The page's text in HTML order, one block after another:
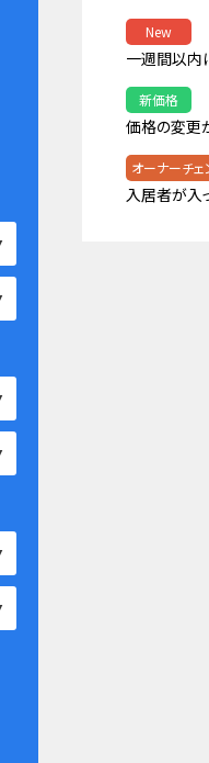
New
一週間以内
新価格
価格の変更
オーナーチェ
入居者が入